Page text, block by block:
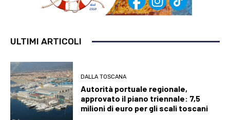
ULTIMI ARTICOLI
DALLA TOSCANA
Autorità portuale regionale,
approvato il piano triennale: 7,5
milioni di euro per gli scali toscani